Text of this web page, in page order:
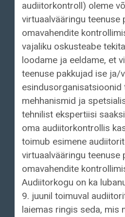
audiitorkontroll) oleme
virtuaalvääringu teenuse
omavahendite
vajaliku oskusteabe
loodame ja eeldame, et
teenuse pakkujad ise ja/
esindusorganisatsioonid
mehhanismid ja
tehnilist ekspertiisi
oma audiitorkontrollis
toimub esimene
virtuaalvääringu teenuse
omavahendite
Audiitorkogu on ka
9. juunil toimuval
laiemas ringis seda, mis